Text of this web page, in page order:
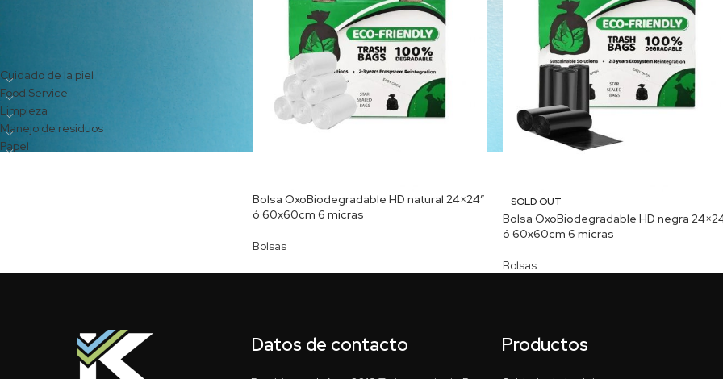
Cuidado de la piel
Food Service
Limpieza
Manejo de residuos
Papel
Bolsa OxoBiodegradable HD natural 24×24″
ó 60x60cm 6 micras
Bolsas
SOLD OUT
Bolsa OxoBiodegradable HD negra
ó 60x60cm 6 micras
Bolsas
Datos de contacto Productos